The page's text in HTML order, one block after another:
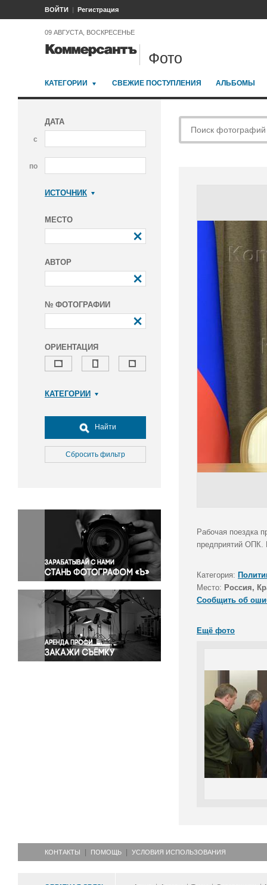
ВОЙТИ Регистрация
09 АВГУСТА, ВОСКРЕСЕНЬЕ
Фото
КАТЕГОРИИ СВЕЖИЕ ПОСТУПЛЕНИЯ АЛЬБОМЫ
ДАТА
с
по
ИСТОЧНИК
МЕСТО
АВТОР
№ ФОТОГРАФИИ
ОРИЕНТАЦИЯ
КАТЕГОРИИ
Досуг, туризм и отдых
Культура
Медицина
Окружающая среда
Политика
Правосудие
Происшествия и конфликты
Религия
Светская жизнь
Спорт
Экология
Экономика и бизнес
Найти
Сбросить фильтр
Рабочая поездка
предприятий ОПК.
Категория:
Место: Россия,
Сообщить об
Ещё фото
КОНТАКТЫ ПОМОЩЬ УСЛОВИЯ ИСПОЛЬЗОВАНИЯ